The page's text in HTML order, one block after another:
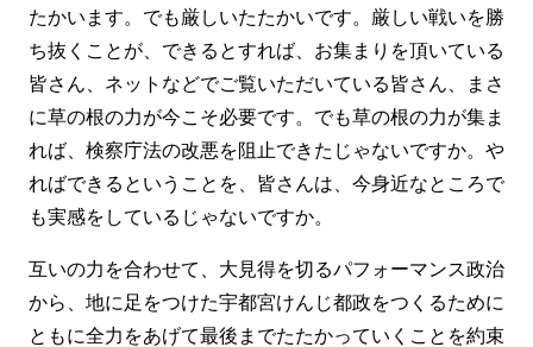
たかいます。でも厳しいたたかいです。厳しい戦いを勝
ち抜くことが、できるとすれば、お集まりを頂いている
皆さん、ネットなどでご覧いただいている皆さん、まさ
に草の根の力が今こそ必要です。でも草の根の力が集ま
れば、検察庁法の改悪を阻止できたじゃないですか。や
ればできるということを、皆さんは、今身近なところで
も実感をしているじゃないですか。
互いの力を合わせて、大見得を切るパフォーマンス政治
から、地に足をつけた宇都宮けんじ都政をつくるために
ともに全力をあげて最後までたたかっていくことを約束